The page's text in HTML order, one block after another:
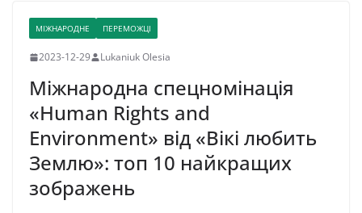
МІЖНАРОДНЕ ПЕРЕМОЖЦІ
2023-12-29 Lukaniuk Olesia
Міжнародна спецномінація
«Human Rights and
Environment» від «Вікі любить
Землю»: топ 10 найкращих
зображень